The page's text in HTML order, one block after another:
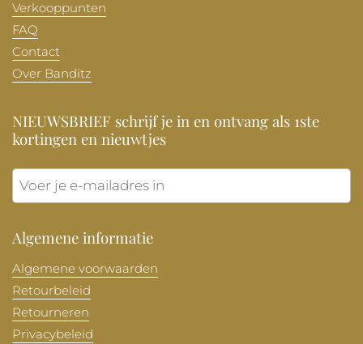
Verkooppunten
FAQ
Contact
Over Banditz
NIEUWSBRIEF schrijf je in en ontvang als 1ste
kortingen en nieuwtjes
Algemene informatie
Algemene voorwaarden
Retourbeleid
Retourneren
Privacybeleid